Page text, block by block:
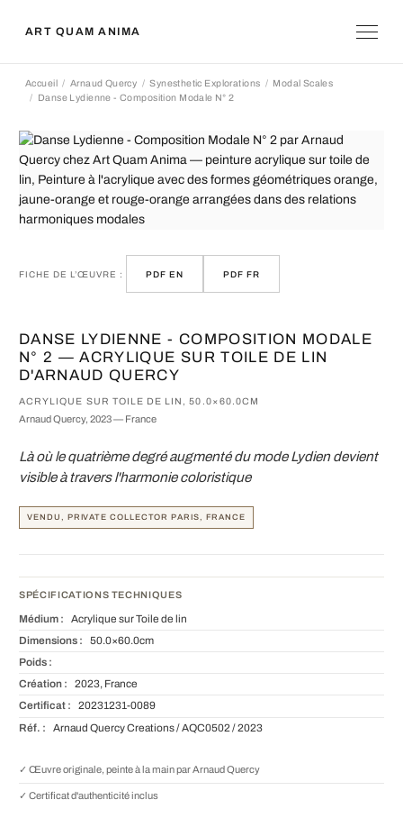
ART QUAM ANIMA
Accueil Arnaud Quercy Synesthetic Explorations
Modal Scales
Danse Lydienne - Composition Modale N° 2
FICHE DE L’ŒUVRE : PDF EN PDF FR
DANSE LYDIENNE - COMPOSITION MODALE
N° 2 — ACRYLIQUE SUR TOILE DE LIN
D'ARNAUD QUERCY
ACRYLIQUE SUR TOILE DE LIN, 50.0×60.0CM
Arnaud Quercy, 2023 — France
Là où le quatrième degré augmenté du mode Lydien devient
visible à travers l'harmonie coloristique
VENDU, PRIVATE COLLECTOR PARIS, FRANCE
SPÉCIFICATIONS TECHNIQUES
Médium : Acrylique sur Toile de lin
Dimensions : 50.0×60.0cm
Poids :
Création : 2023, France
Certificat : 20231231-0089
Réf. : Arnaud Quercy Creations / AQC0502 / 2023
✓ Œuvre originale, peinte à la main par Arnaud Quercy
✓ Certificat d'authenticité inclus